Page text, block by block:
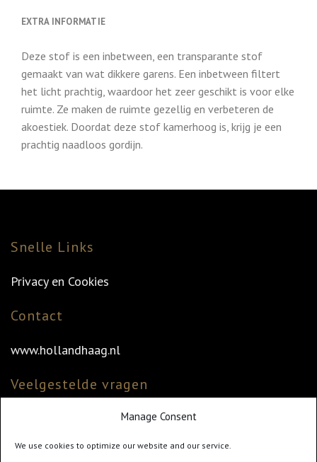
Manage Consent
We use cookies to optimize our website and our service.
EXTRA INFORMATIE
Deze stof is een inbetween, een transparante stof
gemaakt van wat dikkere garens. Een inbetween filtert
het licht prachtig, waardoor het zeer geschikt is voor elke
ruimte. Ze maken de ruimte gezellig en verbeteren de
akoestiek. Doordat deze stof kamerhoog is, krijg je een
prachtig naadloos gordijn.
Snelle Links
Privacy en Cookies
Contact
www.hollandhaag.nl
Veelgestelde vragen
Veelgestelde vragen